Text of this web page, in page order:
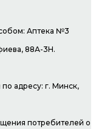
Аптека №3
88А-3Н.
адресу: г. Минск,
потребителей о